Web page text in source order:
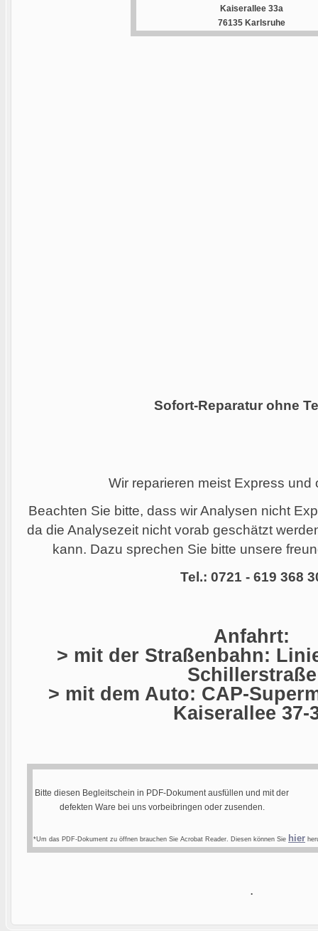
Kaiserallee 33a
76135 Karlsruhe
Sofort-Reparatur ohne
Wir reparieren meist Express und
Beachten Sie bitte, dass wir Analysen nicht
da die Analysezeit nicht vorab geschätzt
kann. Dazu sprechen Sie bitte unsere
Tel.: 0721 - 619 368
Anfahrt:
> mit der Straßenbahn:
Schillerstraße
> mit dem Auto: CAP-
Kaiserallee 37-
Bitte diesen Begleitschein in PDF-Dokument ausfüllen und mit der
defekten Ware bei uns vorbeibringen oder zusenden.
*Um das PDF-Dokument zu öffnen brauchen Sie Acrobat Reader. Diesen können Sie hier
.